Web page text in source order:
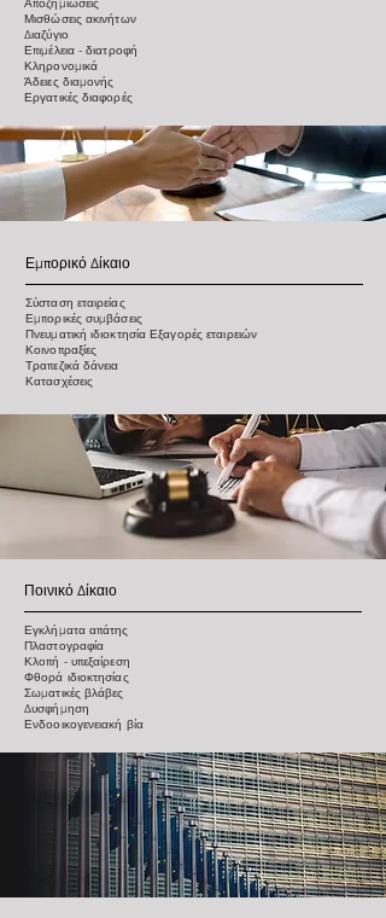
Μισθώσεις ακινήτων
Διαζύγιο
Επιμέλεια - διατροφή
Κληρονομικά
​Άδειες διαμονής
Εργατικές διαφορές
Εμπορικό Δίκαιο
Σύσταση εταιρείας
Εμπορικές συμβάσεις
Πνευματική ιδιοκτησία Εξαγορές εταιρειών
Κοινοπραξίες
Τραπεζικά δάνεια
Κατασχέσεις
Ποινικό Δίκαιο
Εγκλήματα απάτης
Πλαστογραφία
Κλοπή - υπεξαίρεση
Φθορά ιδιοκτησίας
Σωματικές βλάβες
Δυσφήμηση
Ενδοοικογενειακή βία